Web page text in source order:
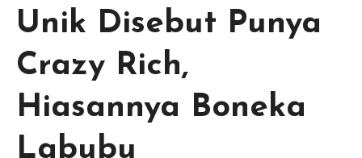
Unik Disebut Punya
Crazy Rich,
Hiasannya Boneka
Labubu